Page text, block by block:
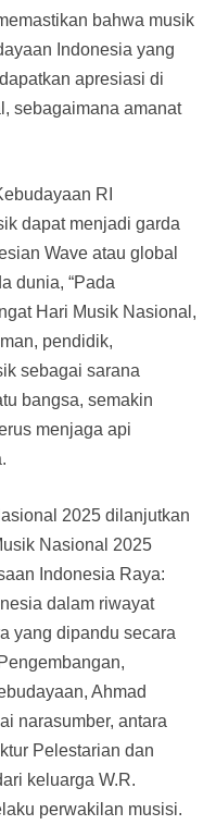
bahwa musik
Indonesia yang
apresiasi di
sebagaimana amanat
RI
dapat menjadi garda
Wave atau global
dunia, “Pada
Hari Musik Nasional,
pendidik,
sebagai sarana
bangsa, semakin
menjaga api
2025 dilanjutkan
Nasional 2025
Indonesia Raya:
dalam riwayat
yang dipandu secara
Ahmad
narasumber, antara
Pelestarian dan
keluarga W.R.
perwakilan musisi.